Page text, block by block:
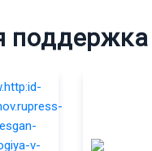
поддержка